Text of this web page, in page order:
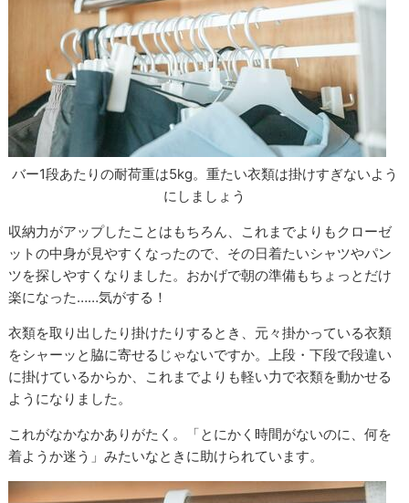
バー1段あたりの耐荷重は5kg。重たい衣類は掛けすぎないよう
にしましょう
収納力がアップしたことはもちろん、これまでよりもクローゼ
ットの中身が見やすくなったので、その日着たいシャツやパン
ツを探しやすくなりました。おかげで朝の準備もちょっとだけ
楽になった……気がする！
衣類を取り出したり掛けたりするとき、元々掛かっている衣類
をシャーッと脇に寄せるじゃないですか。上段・下段で段違い
に掛けているからか、これまでよりも軽い力で衣類を動かせる
ようになりました。
これがなかなかありがたく。「とにかく時間がないのに、何を
着ようか迷う」みたいなときに助けられています。